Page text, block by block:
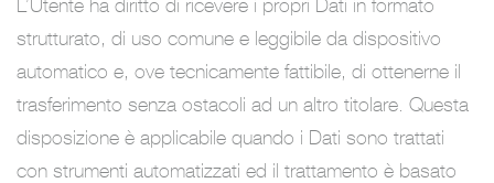
L’Utente ha diritto di ricevere i propri Dati in formato
strutturato, di uso comune e leggibile da dispositivo
automatico e, ove tecnicamente fattibile, di ottenerne il
trasferimento senza ostacoli ad un altro titolare. Questa
disposizione è applicabile quando i Dati sono trattati
con strumenti automatizzati ed il trattamento è basato